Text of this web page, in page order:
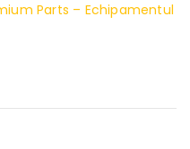
Parts – Echipamentul